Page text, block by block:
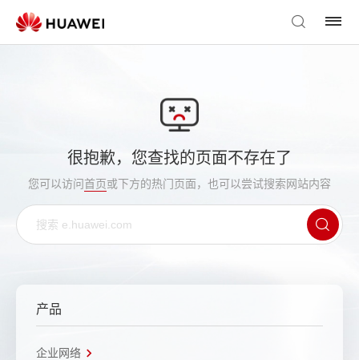
很抱歉，您查找的页面不存在了
您可以访问首页或下方的热门页面，也可以尝试搜索网站内容
产品
企业网络